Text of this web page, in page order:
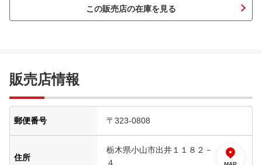
この販売店の在庫を見る
販売店情報
郵便番号 〒323-0808
住所
栃木県小山市出井１１８２－
４